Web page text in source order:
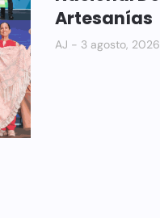
Artesanías
AJ 3 agosto, 2026